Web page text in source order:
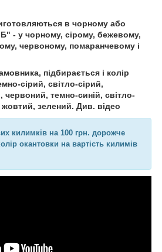
в чорному або
- у чорному, сірому, бежевому,
червоному, помаранчевому і
підбирається і колір
сірий, світло-сірий,
темно-синій, світло-
зелений. Див. відео
килимків на 100 грн. дорожче
окантовки на вартість килимів